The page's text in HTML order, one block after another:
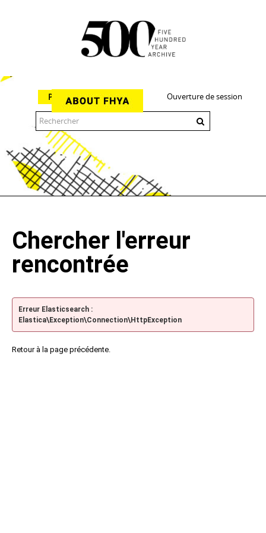
Ouverture de session
Parcourir
Chercher l'erreur
rencontrée
Erreur Elasticsearch :
Elastica\Exception\Connection\HttpException
Retour à la page précédente.